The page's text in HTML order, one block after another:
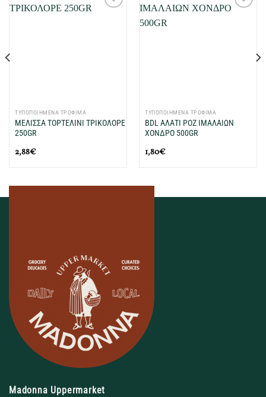
ΤΥΠΟΠΟΙΗΜΕΝΑ ΤΡΟΦΙΜΑ
ΜΕΛΙΣΣΑ ΤΟΡΤΕΛΙΝΙ ΤΡΙΚΟΛΟΡΕ
250GR
2,88€
ΤΥΠΟΠΟΙΗΜΕΝΑ ΤΡΟΦΙΜΑ
BDL ΑΛΑΤΙ ΡΟΖ ΙΜΑΛΑΙΩΝ
ΧΟΝΔΡΟ 500GR
1,80€
Madonna Uppermarket